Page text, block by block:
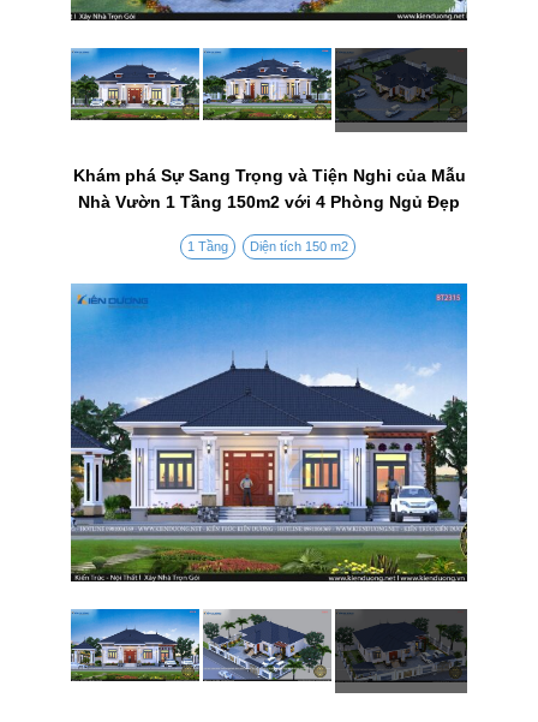
Khám phá Sự Sang Trọng và Tiện Nghi của Mẫu
Nhà Vườn 1 Tầng 150m2 với 4 Phòng Ngủ Đẹp
1 Tầng Diện tích 150 m2